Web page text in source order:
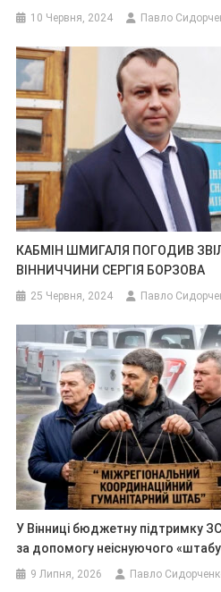
10 Червня, 2024 Павло
КАБМІН ШМИГАЛЯ ПОГОДИВ
ВІННИЧЧИНИ СЕРГІЯ БОРЗОВА
25 Червня, 2024 Павло
У Вінниці бюджетну підтримку
за допомогу неіснуючого
9 Липня, 2026 Павло